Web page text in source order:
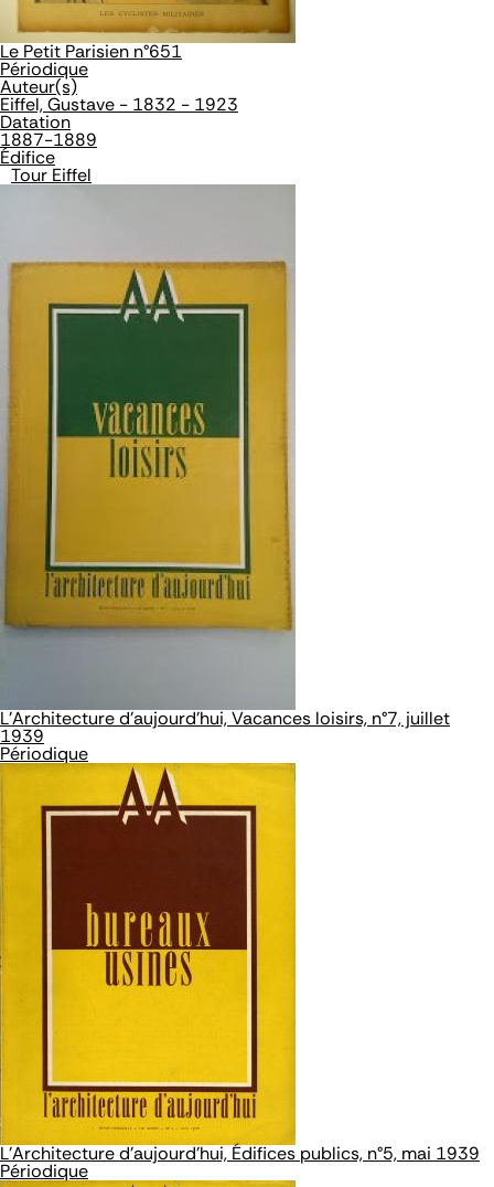
Le Petit Parisien n°651
Périodique
Auteur(s)
Eiffel, Gustave - 1832 - 1923
Datation
1887-1889
Édifice
Tour Eiffel
L'Architecture d'aujourd'hui, Vacances loisirs, n°7, juillet
1939
Périodique
L'Architecture d'aujourd'hui, Édifices publics, n°5, mai 1939
Périodique